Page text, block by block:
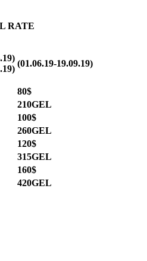
RATE
(01.06.19-19.09.19)
80$
210GEL
100$
260GEL
120$
315GEL
160$
420GEL